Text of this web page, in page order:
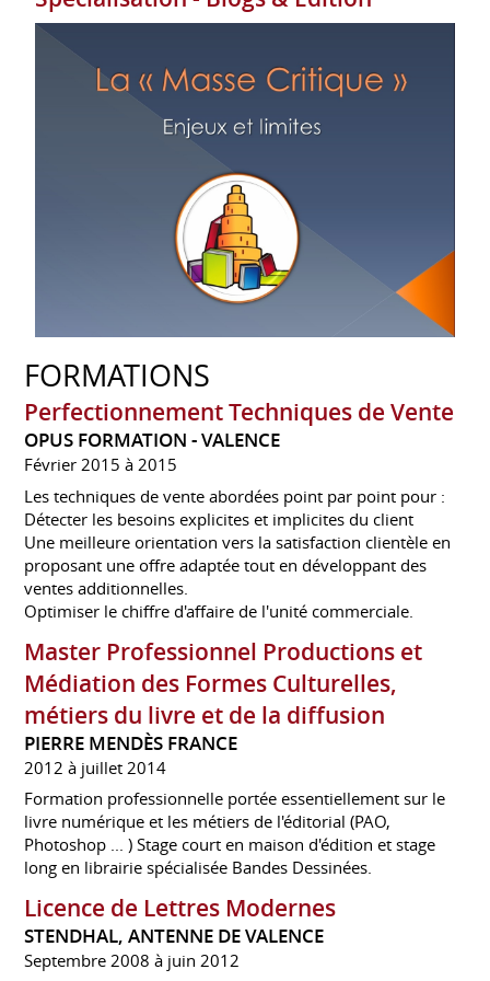
FORMATIONS
Perfectionnement Techniques de Vente
OPUS FORMATION - VALENCE
Février 2015 à 2015
Les techniques de vente abordées point par point pour :
Détecter les besoins explicites et implicites du client
Une meilleure orientation vers la satisfaction clientèle en
proposant une offre adaptée tout en développant des
ventes additionnelles.
Optimiser le chiffre d'affaire de l'unité commerciale.
Master Professionnel Productions et
Médiation des Formes Culturelles,
métiers du livre et de la diffusion
PIERRE MENDÈS FRANCE
2012 à juillet 2014
Formation professionnelle portée essentiellement sur le
livre numérique et les métiers de l'éditorial (PAO,
Photoshop ... ) Stage court en maison d'édition et stage
long en librairie spécialisée Bandes Dessinées.
Licence de Lettres Modernes
STENDHAL, ANTENNE DE VALENCE
Septembre 2008 à juin 2012